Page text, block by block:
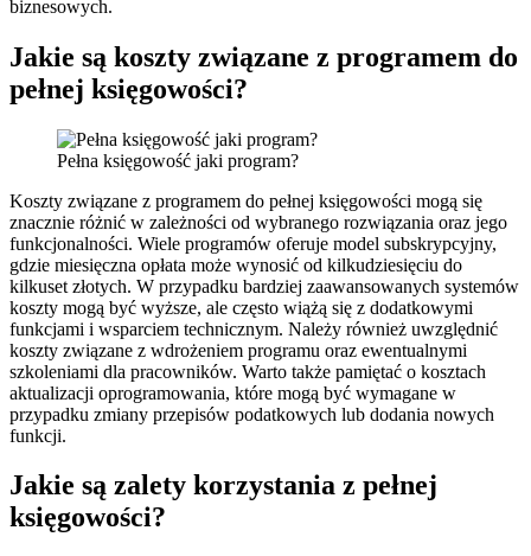
biznesowych.
Jakie są koszty związane z programem do
pełnej księgowości?
Pełna księgowość jaki program?
Koszty związane z programem do pełnej księgowości mogą się
znacznie różnić w zależności od wybranego rozwiązania oraz jego
funkcjonalności. Wiele programów oferuje model subskrypcyjny,
gdzie miesięczna opłata może wynosić od kilkudziesięciu do
kilkuset złotych. W przypadku bardziej zaawansowanych systemów
koszty mogą być wyższe, ale często wiążą się z dodatkowymi
funkcjami i wsparciem technicznym. Należy również uwzględnić
koszty związane z wdrożeniem programu oraz ewentualnymi
szkoleniami dla pracowników. Warto także pamiętać o kosztach
aktualizacji oprogramowania, które mogą być wymagane w
przypadku zmiany przepisów podatkowych lub dodania nowych
funkcji.
Jakie są zalety korzystania z pełnej
księgowości?